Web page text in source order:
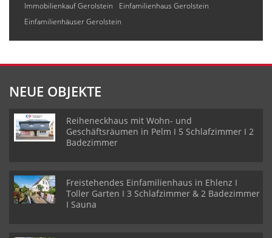
Immobilienkauf Gerolstein
Einfamilienhaus Gerolstein
Einfamilienhäuser Gerolstein
NEUE OBJEKTE
Reiheneckhaus mit Wohn- und
Geschäftsräumen in Pelm I 5 Schlafzimmer I 2
Badezimmer
Freistehendes Einfamilienhaus in Ehlenz I
Toller Garten I 3 Schlafzimmer & 2 Badezimmer
I Sauna